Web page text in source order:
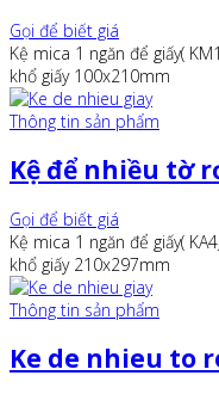
Gọi để biết giá
Kệ mica 1 ngăn để giấy(
khổ giấy 100x210mm
Thông tin sản phẩm
Kệ để nhiều tờ
Gọi để biết giá
Kệ mica 1 ngăn để giấy(
khổ giấy 210x297mm
Thông tin sản phẩm
Ke de nhieu to